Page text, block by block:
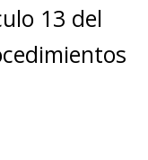
13 del